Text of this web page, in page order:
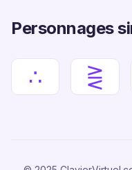
Personnages
∴ ⋛